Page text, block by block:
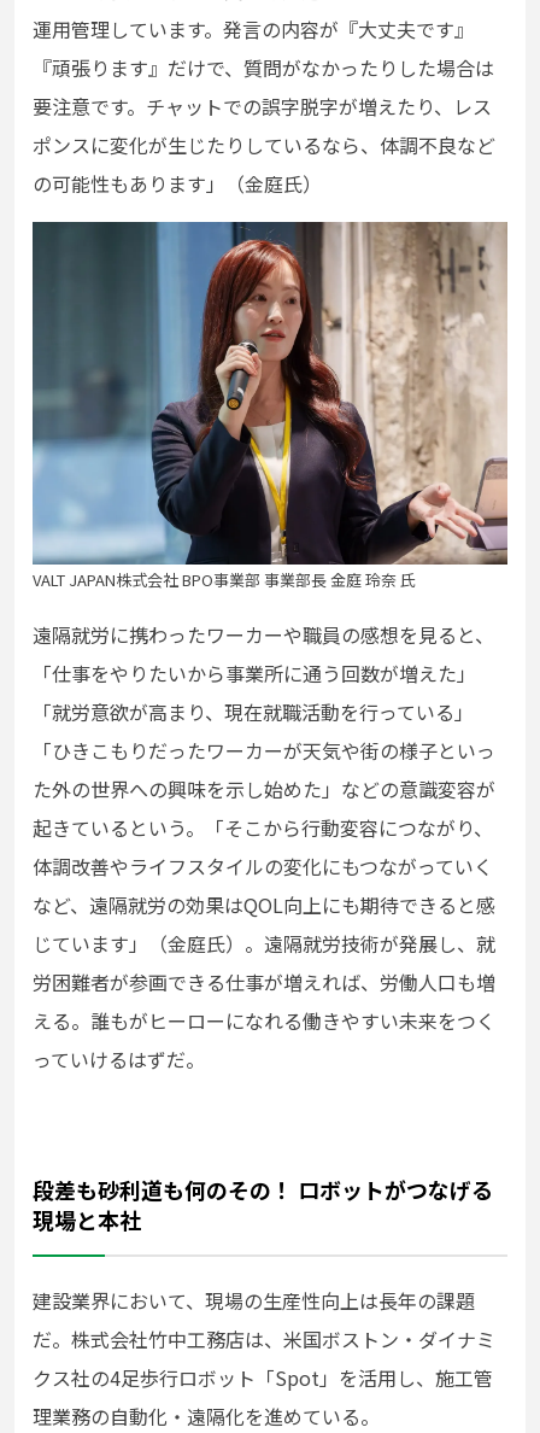
運用管理しています。発言の内容が『大丈夫です』
『頑張ります』だけで、質問がなかったりした場合は
要注意です。チャットでの誤字脱字が増えたり、レス
ポンスに変化が生じたりしているなら、体調不良など
の可能性もあります」（金庭氏）
VALT JAPAN株式会社 BPO事業部 事業部長 金庭 玲奈 氏
遠隔就労に携わったワーカーや職員の感想を見ると、
「仕事をやりたいから事業所に通う回数が増えた」
「就労意欲が高まり、現在就職活動を行っている」
「ひきこもりだったワーカーが天気や街の様子といっ
た外の世界への興味を示し始めた」などの意識変容が
起きているという。「そこから行動変容につながり、
体調改善やライフスタイルの変化にもつながっていく
など、遠隔就労の効果はQOL向上にも期待できると感
じています」（金庭氏）。遠隔就労技術が発展し、就
労困難者が参画できる仕事が増えれば、労働人口も増
える。誰もがヒーローになれる働きやすい未来をつく
っていけるはずだ。
段差も砂利道も何のその！ ロボットがつなげる
現場と本社
建設業界において、現場の生産性向上は長年の課題
だ。株式会社竹中工務店は、米国ボストン・ダイナミ
クス社の4足歩行ロボット「Spot」を活用し、施工管
理業務の自動化・遠隔化を進めている。